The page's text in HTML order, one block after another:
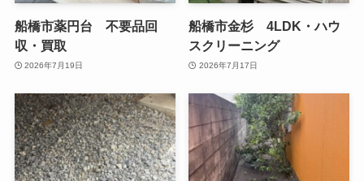
船橋市薬円台 不要品回
収・買取
2026年7月19日
船橋市金杉 4LDK・ハウ
スクリーニング
2026年7月17日